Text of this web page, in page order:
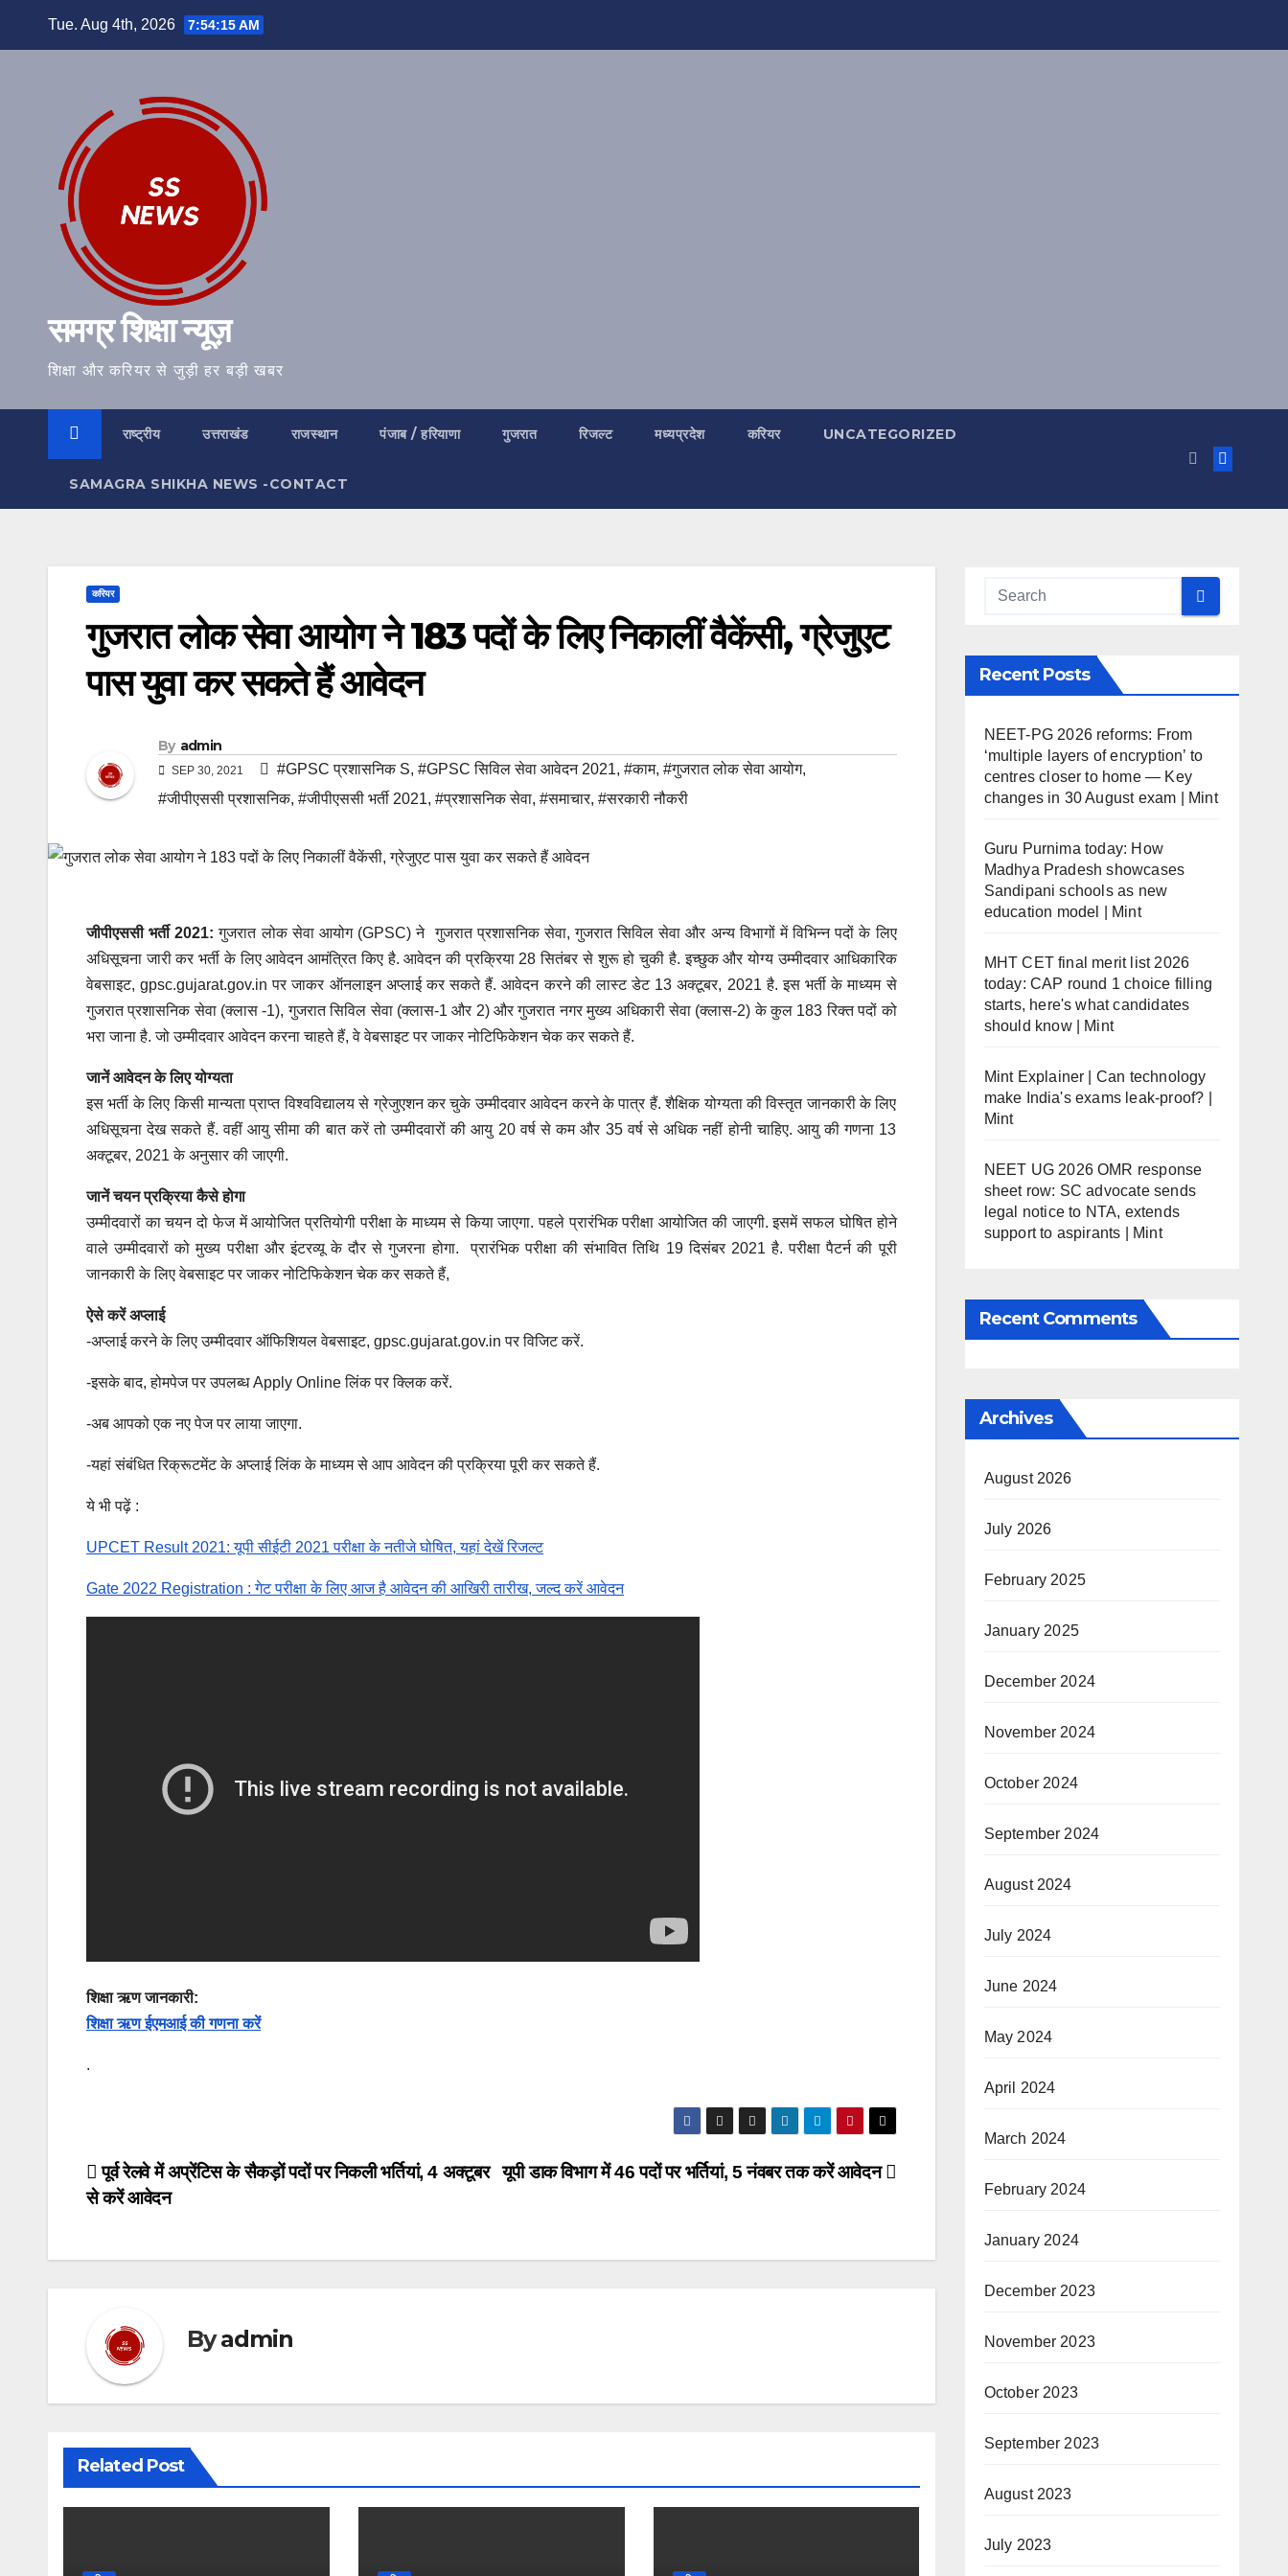
Tue. Aug 4th, 2026 7:54:15 AM
समग्र शिक्षा न्यूज़
शिक्षा और करियर से जुड़ी हर बड़ी खबर
राष्ट्रीय उत्तराखंड राजस्थान पंजाब / हरियाणा गुजरात रिजल्ट मध्यप्रदेश करियर UNCATEGORIZED
SAMAGRA SHIKHA NEWS -CONTACT
करियर
गुजरात लोक सेवा आयोग ने 183 पदों के लिए निकालीं वैकेंसी, ग्रेजुएट
पास युवा कर सकते हैं आवेदन
By admin
SEP 30, 2021 #GPSC प्रशासनिक S, #GPSC सिविल सेवा आवेदन 2021, #काम, #गुजरात लोक सेवा आयोग,
#जीपीएससी प्रशासनिक, #जीपीएससी भर्ती 2021, #प्रशासनिक सेवा, #समाचार, #सरकारी नौकरी
जीपीएससी भर्ती 2021: गुजरात लोक सेवा आयोग (GPSC) ने गुजरात प्रशासनिक सेवा, गुजरात सिविल सेवा और अन्य विभागों में विभिन्न पदों के लिए
अधिसूचना जारी कर भर्ती के लिए आवेदन आमंत्रित किए है. आवेदन की प्रक्रिया 28 सितंबर से शुरू हो चुकी है. इच्छुक और योग्य उम्मीदवार आधिकारिक
वेबसाइट, gpsc.gujarat.gov.in पर जाकर ऑनलाइन अप्लाई कर सकते हैं. आवेदन करने की लास्ट डेट 13 अक्टूबर, 2021 है.इस भर्ती के माध्यम से
गुजरात प्रशासनिक सेवा (क्लास -1), गुजरात सिविल सेवा (क्लास-1 और 2) और गुजरात नगर मुख्य अधिकारी सेवा (क्लास-2) के कुल 183 रिक्त पदों को
भरा जाना है. जो उम्मीदवार आवेदन करना चाहते हैं, वे वेबसाइट पर जाकर नोटिफिकेशन चेक कर सकते हैं.
जानें आवेदन के लिए योग्यता
इस भर्ती के लिए किसी मान्यता प्राप्त विश्वविद्यालय से ग्रेजुएशन कर चुके उम्मीदवार आवेदन करने के पात्र हैं. शैक्षिक योग्यता की विस्तृत जानकारी के लिए
अधिसूचना देख सकते हैं. वहीं आयु सीमा की बात करें तो उम्मीदवारों की आयु 20 वर्ष से कम और 35 वर्ष से अधिक नहीं होनी चाहिए. आयु की गणना 13
अक्टूबर, 2021 के अनुसार की जाएगी.
जानें चयन प्रक्रिया कैसे होगा
उम्मीदवारों का चयन दो फेज में आयोजित प्रतियोगी परीक्षा के माध्यम से किया जाएगा. पहले प्रारंभिक परीक्षा आयोजित की जाएगी. इसमें सफल घोषित होने
वाले उम्मीदवारों को मुख्य परीक्षा और इंटरव्यू के दौर से गुजरना होगा. प्रारंभिक परीक्षा की संभावित तिथि 19 दिसंबर 2021 है. परीक्षा पैटर्न की पूरी
जानकारी के लिए वेबसाइट पर जाकर नोटिफिकेशन चेक कर सकते हैं,
ऐसे करें अप्लाई
-अप्लाई करने के लिए उम्मीदवार ऑफिशियल वेबसाइट, gpsc.gujarat.gov.in पर विजिट करें.
-इसके बाद, होमपेज पर उपलब्ध Apply Online लिंक पर क्लिक करें.
-अब आपको एक नए पेज पर लाया जाएगा.
-यहां संबंधित रिक्रूटमेंट के अप्लाई लिंक के माध्यम से आप आवेदन की प्रक्रिया पूरी कर सकते हैं.
ये भी पढ़ें :
UPCET Result 2021: यूपी सीईटी 2021 परीक्षा के नतीजे घोषित, यहां देखें रिजल्ट
Gate 2022 Registration : गेट परीक्षा के लिए आज है आवेदन की आखिरी तारीख, जल्द करें आवेदन
शिक्षा ऋण जानकारी:
शिक्षा ऋण ईएमआई की गणना करें
.
Post
यूपी डाक विभाग में 46 पदों पर भर्तियां, 5 नंवबर तक करें आवेदन
पूर्व रेलवे में अप्रेंटिस के सैकड़ों पदों पर निकली भर्तियां, 4 अक्टूबर
से करें आवेदन
Byadmin
Related Post
Recent Posts
NEET-PG 2026 reforms: From
‘multiple layers of encryption’ to
centres closer to home — Key
changes in 30 August exam | Mint
Guru Purnima today: How
Madhya Pradesh showcases
Sandipani schools as new
education model | Mint
MHT CET final merit list 2026
today: CAP round 1 choice filling
starts, here's what candidates
should know | Mint
Mint Explainer | Can technology
make India's exams leak-proof? |
Mint
NEET UG 2026 OMR response
sheet row: SC advocate sends
legal notice to NTA, extends
support to aspirants | Mint
Recent Comments
Archives
August 2026
July 2026
February 2025
January 2025
December 2024
November 2024
October 2024
September 2024
August 2024
July 2024
June 2024
May 2024
April 2024
March 2024
February 2024
January 2024
December 2023
November 2023
October 2023
September 2023
August 2023
July 2023